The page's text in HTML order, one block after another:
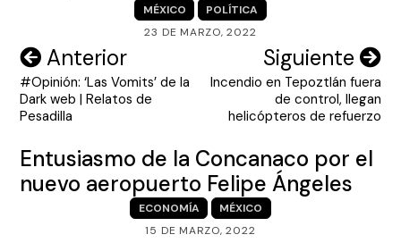
MÉXICO
POLÍTICA
23 DE MARZO, 2022
Navegación
de
entradas
Anterior
#Opinión: ‘Las Vomits’ de la
Dark web | Relatos de
Pesadilla
Siguiente
Incendio en Tepoztlán fuera
de control, llegan
helicópteros de refuerzo
Entusiasmo de la Concanaco por el
nuevo aeropuerto Felipe Ángeles
ECONOMÍA
MÉXICO
15 DE MARZO, 2022